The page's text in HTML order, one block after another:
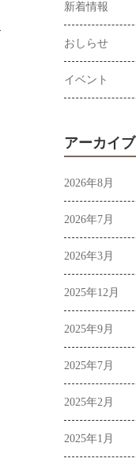
新着情報
おしらせ
イベント
アーカイブ
2026年8月
2026年7月
2026年3月
2025年12月
2025年9月
2025年7月
2025年2月
2025年1月